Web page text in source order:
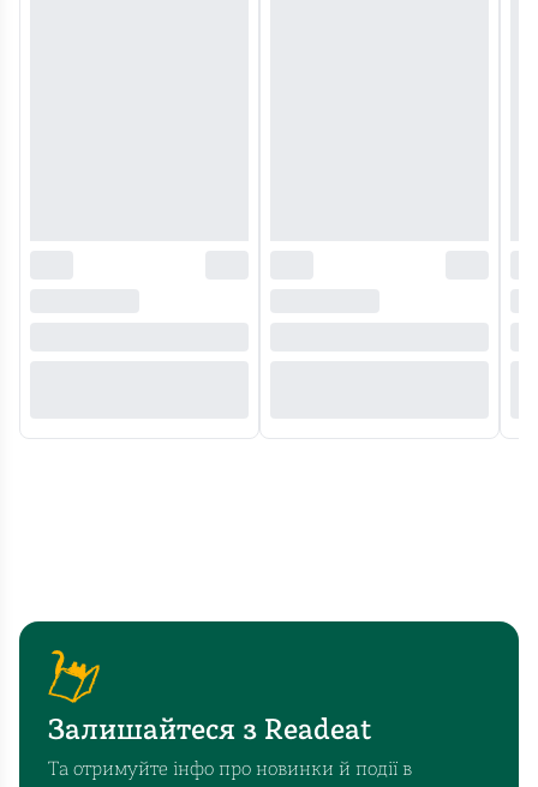
Залишайтеся з Readeat
Та отримуйте інфо про новинки й події в